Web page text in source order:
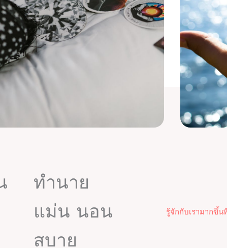
ทำนาย
แม่น นอน
สบาย
รู้จักกับเรามากขึ้น